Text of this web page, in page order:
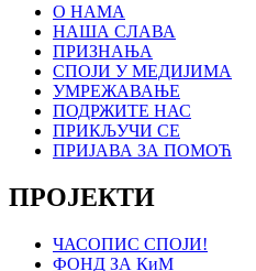
О НАМА
НАША СЛАВА
ПРИЗНАЊА
СПОЈИ У МЕДИЈИМА
УМРЕЖАВАЊЕ
ПОДРЖИТЕ НАС
ПРИКЉУЧИ СЕ
ПРИЈАВА ЗА ПОМОЋ
ПРОЈЕКТИ
ЧАСОПИС СПОЈИ!
ФОНД ЗА КиМ